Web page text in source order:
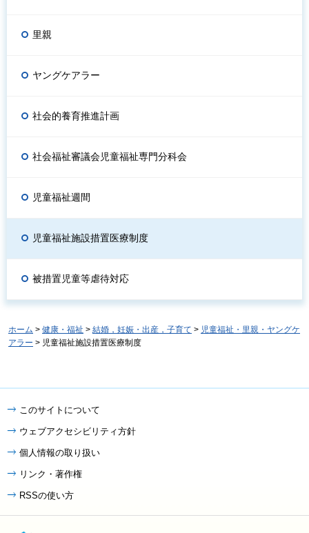
里親
ヤングケアラー
社会的養育推進計画
社会福祉審議会児童福祉専門分科会
児童福祉週間
児童福祉施設措置医療制度
被措置児童等虐待対応
ホーム > 健康・福祉 > 結婚，妊娠・出産，子育て > 児童福祉・里親・ヤングケ
アラー > 児童福祉施設措置医療制度
このサイトについて
ウェブアクセシビリティ方針
個人情報の取り扱い
リンク・著作権
RSSの使い方